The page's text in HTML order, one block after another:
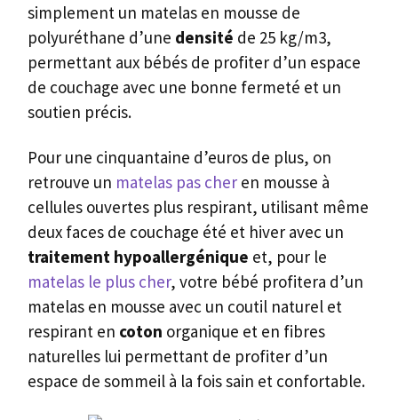
simplement un matelas en mousse de
polyuréthane d’une densité de 25 kg/m3,
permettant aux bébés de profiter d’un espace
de couchage avec une bonne fermeté et un
soutien précis.
Pour une cinquantaine d’euros de plus, on
retrouve un matelas pas cher en mousse à
cellules ouvertes plus respirant, utilisant même
deux faces de couchage été et hiver avec un
traitement hypoallergénique et, pour le
matelas le plus cher, votre bébé profitera d’un
matelas en mousse avec un coutil naturel et
respirant en coton organique et en fibres
naturelles lui permettant de profiter d’un
espace de sommeil à la fois sain et confortable.